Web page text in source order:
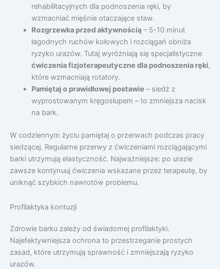
rehabilitacyjnych dla podnoszenia ręki, by
wzmacniać mięśnie otaczające staw.
Rozgrzewka przed aktywnością– 5-10 minut
łagodnych ruchów kołowych i rozciągań obniża
ryzyko urazów. Tutaj wyróżniają się specjalistyczne
ćwiczenia fizjoterapeutyczne dla podnoszenia ręki,
które wzmacniają rotatory.
Pamiętaj o prawidłowej postawie – siedź z
wyprostowanym kręgosłupem – to zmniejsza nacisk
na bark.
W codziennym życiu pamiętaj o przerwach podczas pracy
siedzącej. Regularne przerwy z ćwiczeniami rozciągającymi
barki utrzymują elastyczność. Najważniejsze: po urazie
zawsze kontynuuj ćwiczenia wskazane przez terapeutę, by
uniknąć szybkich nawrotów problemu.
Profilaktyka kontuzji
Zdrowie barku zależy od świadomej profilaktyki.
Najefektywniejsza ochrona to przestrzeganie prostych
zasad, które utrzymują sprawność i zmniejszają ryzyko
urazów.